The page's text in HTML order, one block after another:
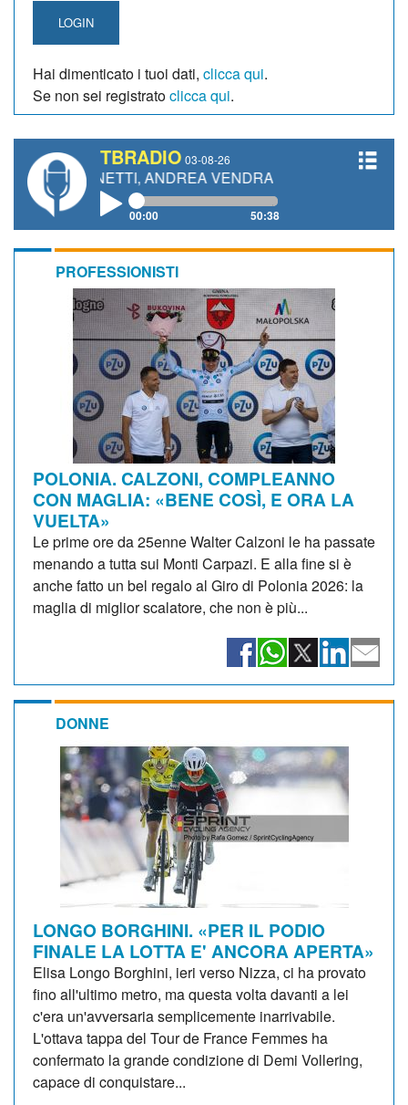
LOGIN
Hai dimenticato i tuoi dati, clicca qui.
Se non sei registratoclicca qui.
TBRADIO 03-08-26
ANDREA VENDRAME, FILIPPO FIORELLI
00:00 50:38
PROFESSIONISTI
POLONIA. CALZONI, COMPLEANNO
CON MAGLIA: «BENE COSÌ, E ORA LA
VUELTA»
Le prime ore da 25enne Walter Calzoni le ha passate
menando a tutta sui Monti Carpazi. E alla fine si è
anche fatto un bel regalo al Giro di Polonia 2026: la
maglia di miglior scalatore, che non è più...
DONNE
LONGO BORGHINI. «PER IL PODIO
FINALE LA LOTTA E' ANCORA APERTA»
Elisa Longo Borghini, ieri verso Nizza, ci ha provato
fino all'ultimo metro, ma questa volta davanti a lei
c'era un'avversaria semplicemente inarrivabile.
L'ottava tappa del Tour de France Femmes ha
confermato la grande condizione di Demi Vollering,
capace di conquistare...